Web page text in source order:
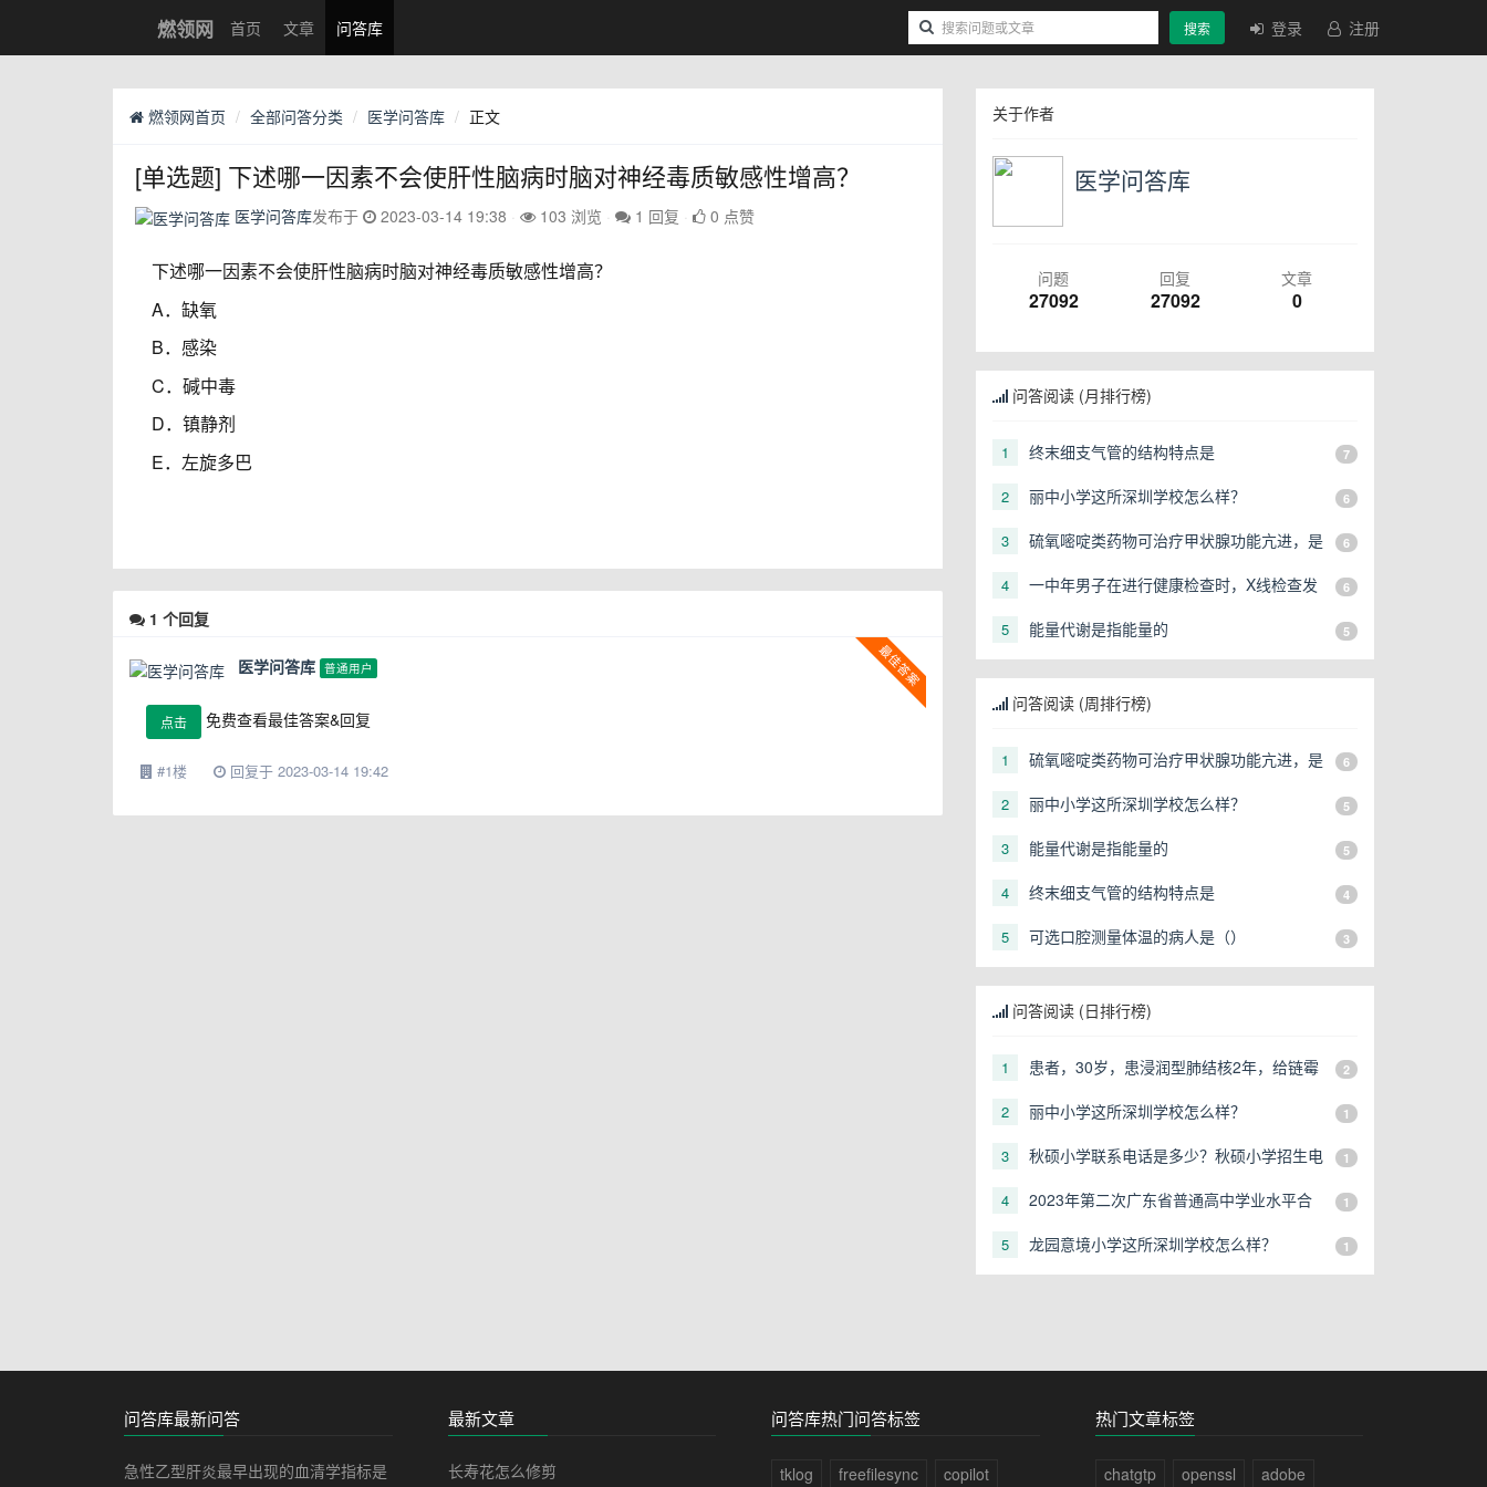
燃领网 首页 文章 问答库 搜索 登录 注册
燃领网首页 全部问答分类 医学问答库 正文
[单选题] 下述哪一因素不会使肝性脑病时脑对神经毒质敏感性增高？
医学问答库发布于 2023-03-14 19:38 103 浏览 1 回复 0 点赞
下述哪一因素不会使肝性脑病时脑对神经毒质敏感性增高？
A．缺氧
B．感染
C．碱中毒
D．镇静剂
E．左旋多巴
1 个回复
医学问答库 普通用户
点击 免费查看最佳答案&回复
#1楼 回复于 2023-03-14 19:42
关于作者
医学问答库
问题
27092
回复
27092
文章
0
问答阅读 (月排行榜)
1 终末细支气管的结构特点是 7
2 丽中小学这所深圳学校怎么样？ 6
3
硫氧嘧啶类药物可治疗甲状腺功能亢进，是
6
4
一中年男子在进行健康检查时，X线检查发
考虑
6
5 能量代谢是指能量的 5
问答阅读 (周排行榜)
1
硫氧嘧啶类药物可治疗甲状腺功能亢进，是
6
2 丽中小学这所深圳学校怎么样？ 5
3 能量代谢是指能量的 5
4 终末细支气管的结构特点是 4
5 可选口腔测量体温的病人是（） 3
问答阅读 (日排行榜)
1
患者，30岁，患浸润型肺结核2年，给链霉
福平治疗半年，近来自诉耳鸣，听力下降，
可能是
2
2 丽中小学这所深圳学校怎么样？ 1
3
秋硕小学联系电话是多少？秋硕小学招生电
1
4
2023年第二次广东省普通高中学业水平合
1
5 龙园意境小学这所深圳学校怎么样？ 1
问答库最新问答
急性乙型肝炎最早出现的血清学指标是
最新文章
长寿花怎么修剪
问答库热门问答标签
tklog freefilesync copilot
热门文章标签
chatgtp openssl adobe